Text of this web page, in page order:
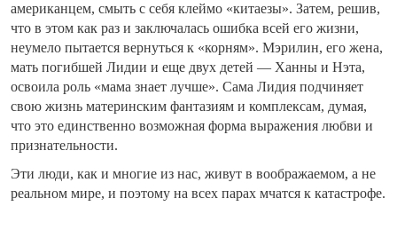
американцем, смыть с себя клеймо «китаезы». Затем, решив,
что в этом как раз и заключалась ошибка всей его жизни,
неумело пытается вернуться к «корням». Мэрилин, его жена,
мать погибшей Лидии и еще двух детей — Ханны и Нэта,
освоила роль «мама знает лучше». Сама Лидия подчиняет
свою жизнь материнским фантазиям и комплексам, думая,
что это единственно возможная форма выражения любви и
признательности.
Эти люди, как и многие из нас, живут в воображаемом, а не
реальном мире, и поэтому на всех парах мчатся к катастрофе.